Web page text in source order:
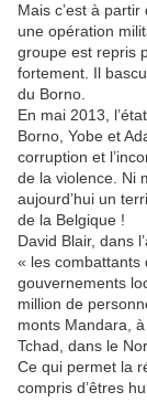
Mais c’est à
une opération
groupe est repris
fortement. Il
du Borno.
En mai 2013,
Borno, Yobe et
corruption et
de la violence. Ni
aujourd’hui un
de la Belgique !
David Blair, dans
« les combattants
gouvernements
million de
monts Mandara,
Tchad, dans le
Ce qui permet la
compris d’êtres